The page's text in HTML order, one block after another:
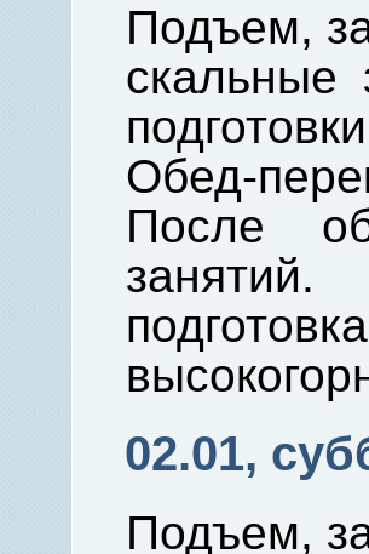
Подъем,
скальные
Обед-
После
02.01,
Подъем,